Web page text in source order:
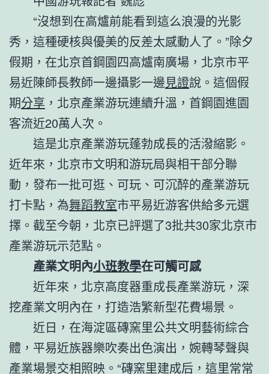
“沒想到在高爐前能看到這么浪漫的光影
秀，這種硬核與優美的反差太感動人了。”除夕
假期，在北京首鋼園四高爐南廣場，北京市平
易近陳師長教師一邊攝影一邊見證說。這個假
期分享 ，北京產業游玩連續升溫，首鋼園進園
客流近20萬人次。
這是北京產業游玩蓬勃成長的活潑縮影。
近年來，北京市文明和游玩局與相干部分聯
動，發布一批可逛、可玩、可沉醉的產業游玩
打卡點，為舞蹈教室市平易近游客供給多元選
擇。截至今朝，北京已評選了3批共30家北京市
產業游玩示范點。
產業文明內小班教學在可觸可感
近年來，北京高度器重成長產業游玩，深
挖產業文明內在，打造浩繁新型花費場景。
近日，在海淀區磚窯里公共文明藝術綜合
體，平易近族器樂吹奏出色演出，婉轉琴聲與
產業場景交相照映。“磚窯里建成后，這里常常